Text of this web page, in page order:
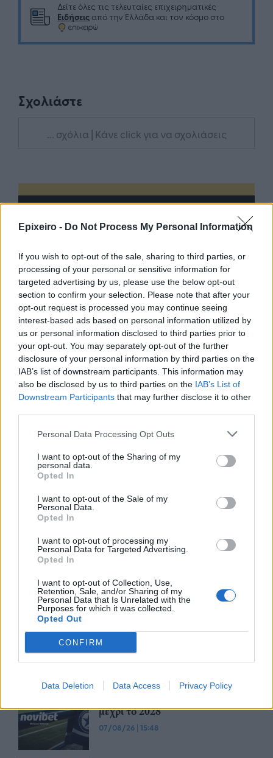
Epixeiro - Do Not Process My Personal Information
If you wish to opt-out of the sale, sharing to third parties, or
processing of your personal or sensitive information for
targeted advertising by us, please use the below opt-out
section to confirm your selection. Please note that after your
opt-out request is processed you may continue seeing
interest-based ads based on personal information utilized by
us or personal information disclosed to third parties prior to
your opt-out. You may separately opt-out of the further
disclosure of your personal information by third parties on the
IAB’s list of downstream participants. This information may
also be disclosed by us to third parties on the IAB’s List of
Downstream Participants that may further disclose it to other
Personal Data Processing Opt Outs
I want to opt-out of the Sharing of my
personal data.
Opted In
I want to opt-out of the Sale of my
Personal Data.
Opted In
I want to opt-out of processing my
Personal Data for Targeted Advertising.
Opted In
I want to opt-out of Collection, Use,
Retention, Sale, and/or Sharing of my
Personal Data that Is Unrelated with the
Purposes for which it was collected.
Opted Out
CONFIRM
Data Deletion Data Access Privacy Policy
Δείτε όλες τις τελευταίες επιχειρηματικές
Ειδήσεις από την Ελλάδα και τον κόσμο στο
Σχολιάστε
... σχόλια | Κάνε click για να σχολιάσεις
TP Greece: Πώς διαμορφώνεται το
μέλλον του Insurance στην εποχή του AI
Advertorial
Περισσότερα από το
Trade Estates: Στην κατοχή της το
τίμημα 49,35 εκατ. ευρώ
07/08/26
Ατρόμητος και Novibet
μέχρι το 2028
07/08/26 | 15:48